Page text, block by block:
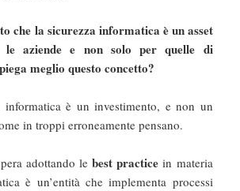
che la sicurezza informatica è un asset
le aziende e non solo per quelle di
meglio questo concetto?
informatica è un investimento, e non un
in troppi erroneamente pensano.
adottando lebest practice in materia
è un’entità che implementa processi